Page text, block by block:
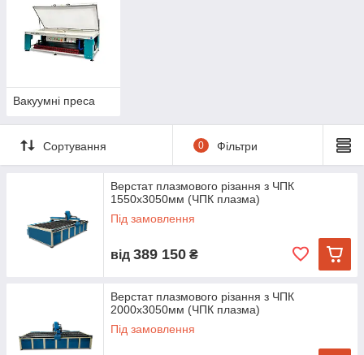
Вакуумні преса
Сортування 0 Фільтри
Верстат плазмового різання з ЧПК
1550х3050мм (ЧПК плазма)
Під замовлення
від 389 150 ₴
Верстат плазмового різання з ЧПК
2000х3050мм (ЧПК плазма)
Під замовлення